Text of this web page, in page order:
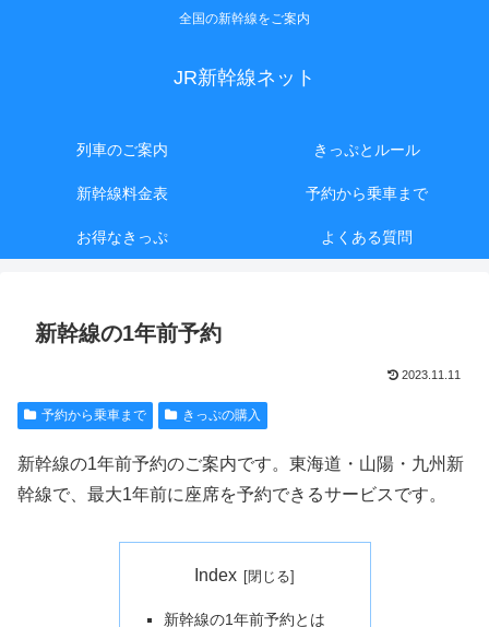
全国の新幹線をご案内
JR新幹線ネット
列車のご案内 きっぷとルール
新幹線料金表 予約から乗車まで
お得なきっぷ よくある質問
新幹線の1年前予約
2023.11.11
予約から乗車まで きっぷの購入
新幹線の1年前予約のご案内です。東海道・山陽・九州新
幹線で、最大1年前に座席を予約できるサービスです。
Index
新幹線の1年前予約とは